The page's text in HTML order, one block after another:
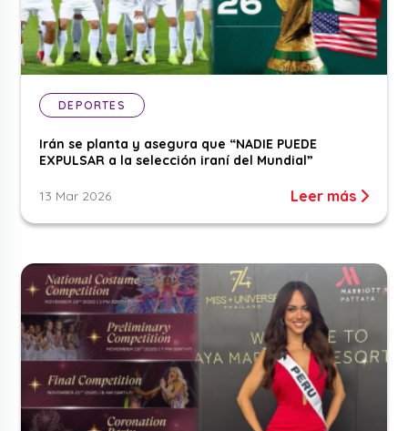
DEPORTES
Irán se planta y asegura que “NADIE PUEDE
EXPULSAR a la selección iraní del Mundial”
13 Mar 2026 Leer más